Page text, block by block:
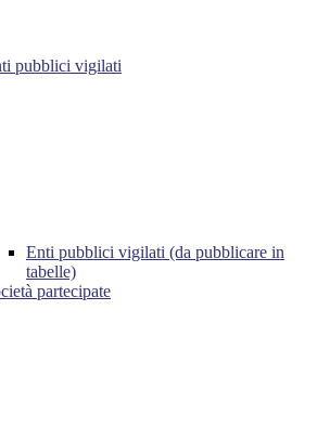
pubblici vigilati
Enti pubblici vigilati (da pubblicare in
tabelle)
partecipate